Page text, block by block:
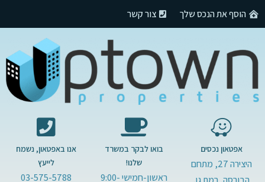
הוסף את הנכס שלך צור קשר
אפטאון נכסים
היצירה 27, מתחם
בואו לבקר במשרד
שלנו!
ראשון-חמישי 9:00-
אנו באפטאון, נשמח
לייעץ
03-575-5788